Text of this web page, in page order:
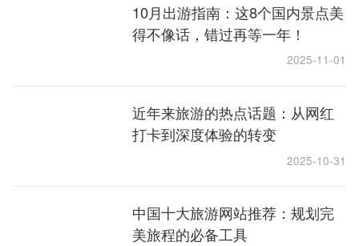
10月出游指南：这8个国内景点美
得不像话，错过再等一年！
2025-11-01
近年来旅游的热点话题：从网红
打卡到深度体验的转变
2025-10-31
中国十大旅游网站推荐：规划完
美旅程的必备工具